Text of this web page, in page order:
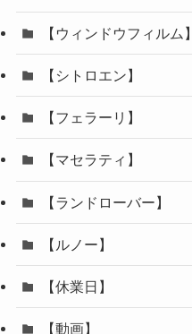
【ウィンドウフィルム】
【シトロエン】
【フェラーリ】
【マセラティ】
【ランドローバー】
【ルノー】
【休業日】
【動画】